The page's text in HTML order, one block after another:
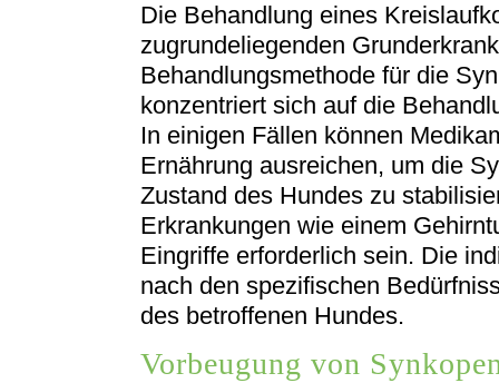
Die Behandlung eines
zugrundeliegenden
Behandlungsmethode für die
konzentriert sich auf die
In einigen Fällen können
Ernährung ausreichen, um die
Zustand des Hundes zu
Erkrankungen wie einem
Eingriffe erforderlich sein. Die
nach den spezifischen
des betroffenen Hundes.
Vorbeugung von